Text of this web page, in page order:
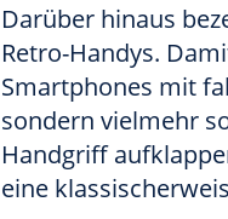
Darüber hinaus
Retro-Handys.
Smartphones mit
sondern vielmehr
Handgriff
eine